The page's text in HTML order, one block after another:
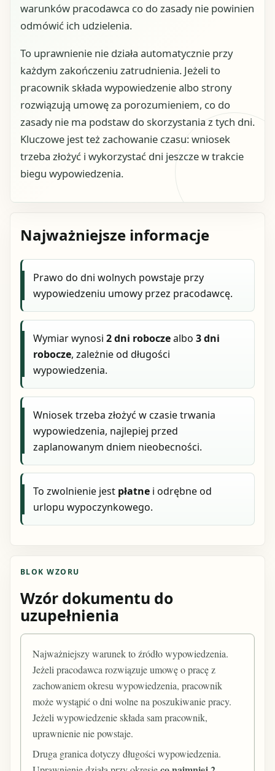
warunków pracodawca co do zasady nie powinien
odmówić ich udzielenia.
To uprawnienie nie działa automatycznie przy
każdym zakończeniu zatrudnienia. Jeżeli to
pracownik składa wypowiedzenie albo strony
rozwiązują umowę za porozumieniem, co do
zasady nie ma podstaw do skorzystania z tych dni.
Kluczowe jest też zachowanie czasu: wniosek
trzeba złożyć i wykorzystać dni jeszcze w trakcie
biegu wypowiedzenia.
Najważniejsze informacje
Prawo do dni wolnych powstaje przy
wypowiedzeniu umowy przez pracodawcę.
Wymiar wynosi2 dni roboczealbo3 dni
robocze, zależnie od długości
wypowiedzenia.
Wniosek trzeba złożyć w czasie trwania
wypowiedzenia, najlepiej przed
zaplanowanym dniem nieobecności.
To zwolnienie jest płatne i odrębne od
urlopu wypoczynkowego.
BLOK WZORU
Wzór dokumentu do
uzupełnienia
Najważniejszy warunek to źródło wypowiedzenia.
Jeżeli pracodawca rozwiązuje umowę o pracę z
zachowaniem okresu wypowiedzenia, pracownik
może wystąpić o dni wolne na poszukiwanie pracy.
Jeżeli wypowiedzenie składa sam pracownik,
uprawnienie nie powstaje.
Druga granica dotyczy długości wypowiedzenia.